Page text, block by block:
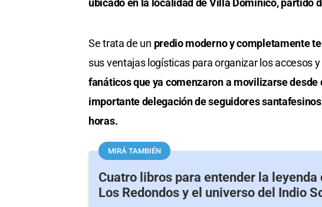
ubicado en la localidad de Villa Domínico, partido
Se trata de un predio moderno y completamente
sus ventajas logísticas para organizar los accesos
fanáticos que ya comenzaron a movilizarse
importante delegación de seguidores
horas.
MIRÁ TAMBIÉN
Cuatro libros para entender la leyenda
Los Redondos y el universo del Indio